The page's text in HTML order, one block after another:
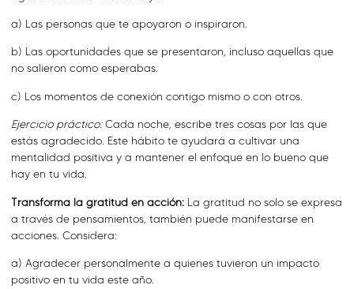
a) Las personas que te apoyaron o inspiraron.
b) Las oportunidades que se presentaron, incluso aquellas que
no salieron como esperabas.
c) Los momentos de conexión contigo mismo o con otros.
Ejercicio práctico:Cada noche, escribe tres cosas por las que
estás agradecido. Este hábito te ayudará a cultivar una
mentalidad positiva y a mantener el enfoque en lo bueno que
hay en tu vida.
Transforma la gratitud en acción: La gratitud no solo se expresa
a través de pensamientos, también puede manifestarse en
acciones. Considera:
a) Agradecer personalmente a quienes tuvieron un impacto
positivo en tu vida este año.